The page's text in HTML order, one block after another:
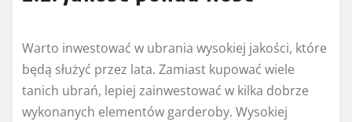
Warto inwestować w ubrania wysokiej jakości, które
będą służyć przez lata. Zamiast kupować wiele
tanich ubrań, lepiej zainwestować w kilka dobrze
wykonanych elementów garderoby. Wysokiej